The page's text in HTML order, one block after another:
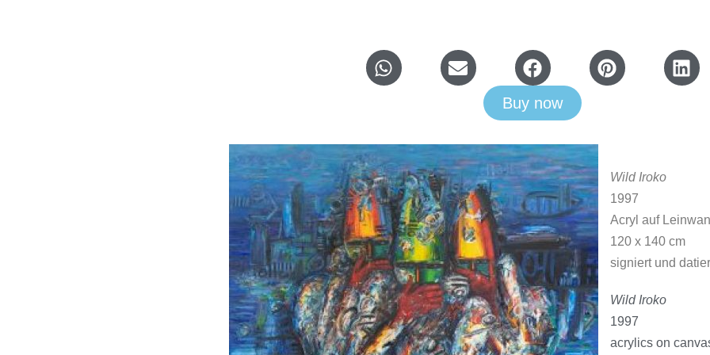
Buy now
Wild Iroko
1997
Acryl auf
120 x 140 cm
signiert und
Wild Iroko
1997
acrylics on